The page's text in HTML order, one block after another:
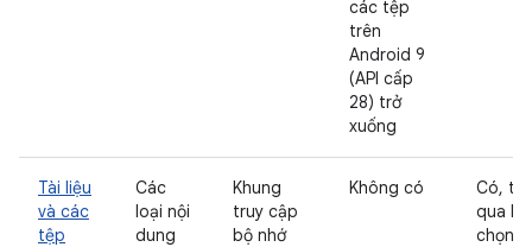
các tệp
trên
Android 9
(API cấp
28) trở
xuống
Tài liệu
và các
tệp
Các
loại nội
dung
Khung
truy cập
bộ nhớ
Không có
Có,
qua bộ
chọn